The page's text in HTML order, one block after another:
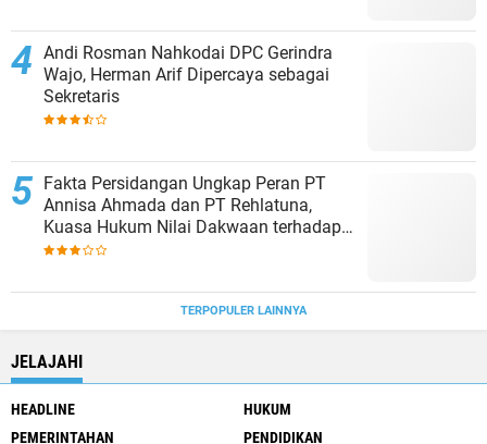
Andi Rosman Nahkodai DPC Gerindra
Wajo, Herman Arif Dipercaya sebagai
Sekretaris
Fakta Persidangan Ungkap Peran PT
Annisa Ahmada dan PT Rehlatuna,
Kuasa Hukum Nilai Dakwaan terhadap
Asmar Lambo Tidak Berdasar
TERPOPULER LAINNYA
JELAJAHI
HEADLINE
HUKUM
PEMERINTAHAN
PENDIDIKAN